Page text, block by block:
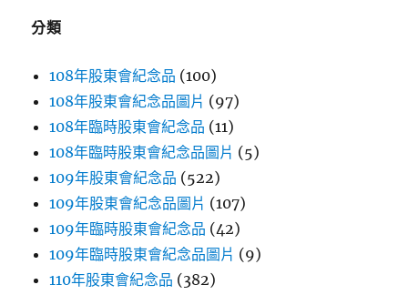
分類
108年股東會紀念品 (100)
108年股東會紀念品圖片 (97)
108年臨時股東會紀念品 (11)
108年臨時股東會紀念品圖片 (5)
109年股東會紀念品 (522)
109年股東會紀念品圖片 (107)
109年臨時股東會紀念品 (42)
109年臨時股東會紀念品圖片 (9)
110年股東會紀念品 (382)